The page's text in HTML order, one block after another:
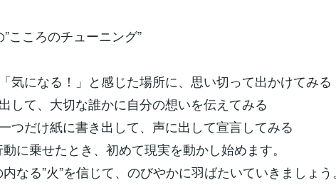
”こころのチューニング”
気になる！」と感じた場所に、思い切って出かけてみる
して、大切な誰かに自分の想いを伝えてみる
つだけ紙に書き出して、声に出して宣言してみる
に乗せたとき、初めて現実を動かし始めます。
なる”火”を信じて、のびやかに羽ばたいていきましょう